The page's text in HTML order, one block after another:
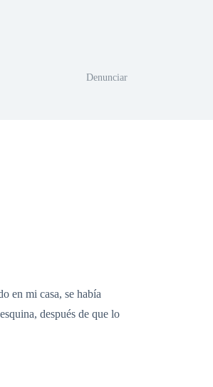
Denunciar
en mi casa, se había
después de que lo